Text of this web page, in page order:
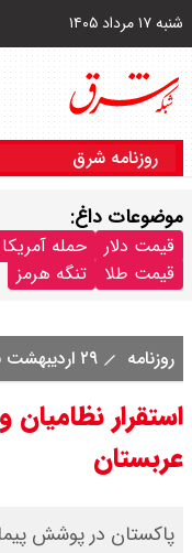
شنبه ۱۷ مرداد ۱۴۰۵
روزنامه شرق
موضوعات داغ:
قیمت دلار حمله
قیمت طلا
تنگه هرمز
روزنامه ۲۹ اردیبهشت ۱۴۰۵
استقرار
عربستان
پاکستان در پوشش